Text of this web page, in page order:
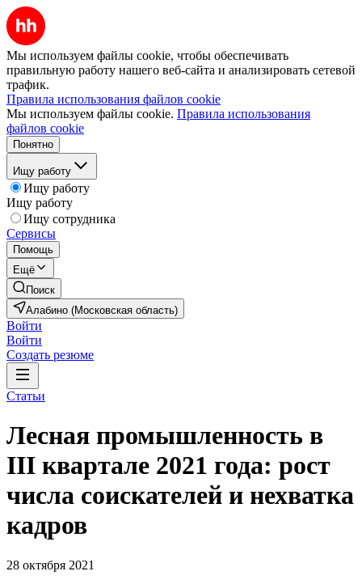
Мы используем файлы cookie, чтобы обеспечивать
правильную работу нашего веб-сайта и анализировать сетевой
трафик.
Правила использования файлов cookie
Мы используем файлы cookie. Правила использования
файлов cookie
Понятно
Ищу работу
Ищу работу
Ищу работу
Ищу сотрудника
Сервисы
Помощь
Ещё
Поиск
Алабино (Московская область)
Войти
Войти
Создать резюме
Статьи
Лесная промышленность в
III квартале 2021 года: рост
числа соискателей и нехватка
кадров
28 октября 2021